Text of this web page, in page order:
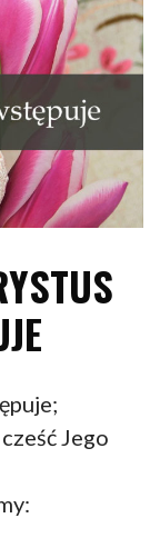
Jego